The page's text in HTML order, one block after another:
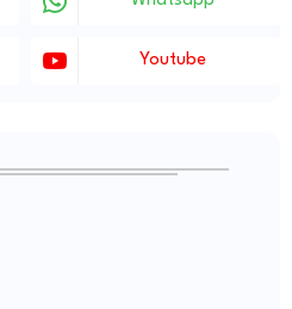
Youtube